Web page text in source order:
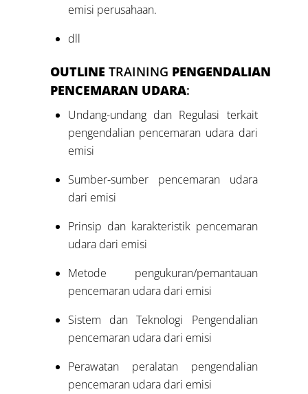
emisi perusahaan.
dll
OUTLINETRAINING PENGENDALIAN
PENCEMARAN UDARA:
Undang-undang dan Regulasi terkait
pengendalian pencemaran udara dari
emisi
Sumber-sumber pencemaran udara
dari emisi
Prinsip dan karakteristik pencemaran
udara dari emisi
Metode pengukuran/pemantauan
pencemaran udara dari emisi
Sistem dan Teknologi Pengendalian
pencemaran udara dari emisi
Perawatan peralatan pengendalian
pencemaran udara dari emisi